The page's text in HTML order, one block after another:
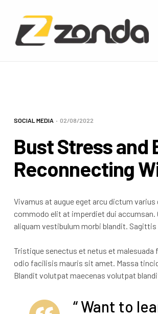
SOCIAL MEDIA 02/08/2022
Bust Stress and
Reconnecting
Vivamus at augue eget arcu dictum
commodo elit at imperdiet dui accumsan.
aliquam vestibulum morbi blandit.
Tristique senectus et netus et
odio facilisis mauris sit amet. Massa
Blandit volutpat maecenas volutpat
“ Want to